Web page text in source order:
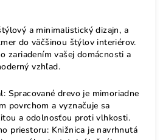
a minimalistický dizajn, a
do väčšinou štýlov interiérov.
zariadením vašej domácnosti a
vzhľad.
Spracované drevo je mimoriadne
povrchom a vyznačuje sa
a odolnosťou proti vlhkosti.
priestoru: Knižnica je navrhnutá